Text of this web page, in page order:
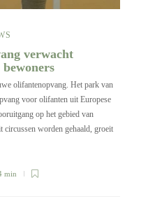
verwacht
olifantenopvang. Het park van
voor olifanten uit Europese
op het gebied van
worden gehaald, groeit
min